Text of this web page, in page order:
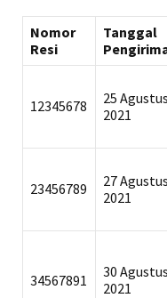
Nomor
Resi
Tanggal
12345678
25 Agustus
2021
23456789
27 Agustus
2021
34567891
30 Agustus
2021